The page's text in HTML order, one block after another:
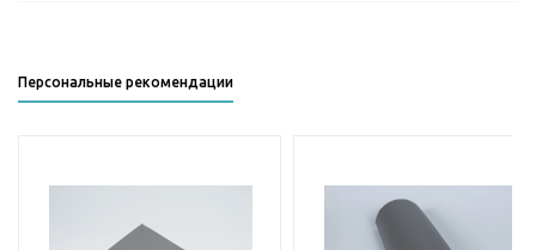
Персональные рекомендации